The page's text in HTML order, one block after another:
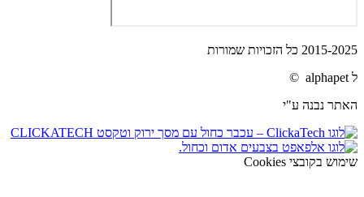
2015-2025 כל הזכויות שמורות
ל alphapet ©
האתר נבנה ע"י
שימוש בקובצי Cookies